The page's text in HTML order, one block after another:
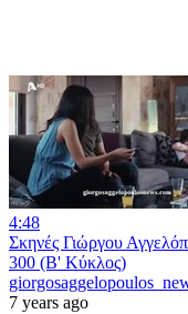
4:48
Σκηνές Γιώργου
300 (Β' Κύκλος)
7 years ago